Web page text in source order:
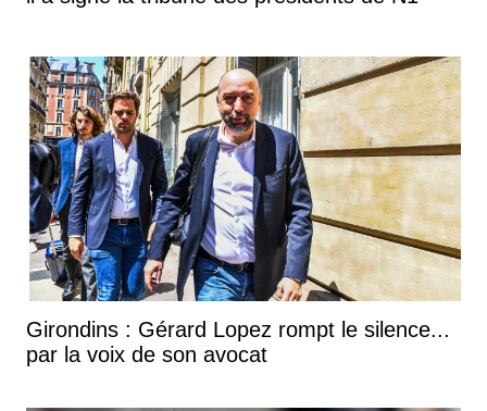
Girondins : Gérard Lopez rompt le silence...
par la voix de son avocat